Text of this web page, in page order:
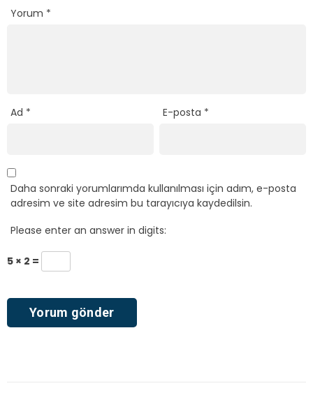
Yorum *
Ad * E-posta *
Daha sonraki yorumlarımda kullanılması için adım, e-posta
adresim ve site adresim bu tarayıcıya kaydedilsin.
Please enter an answer in digits:
5 × 2 =